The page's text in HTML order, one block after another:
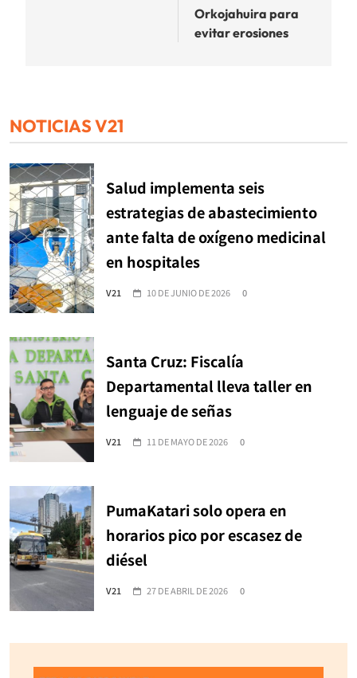
Orkojahuira para
evitar erosiones
NOTICIAS V21
Salud implementa seis
estrategias de abastecimiento
ante falta de oxígeno medicinal
en hospitales
V21 10 DE JUNIO DE 2026 0
Santa Cruz: Fiscalía
Departamental lleva taller en
lenguaje de señas
V21 11 DE MAYO DE 2026 0
PumaKatari solo opera en
horarios pico por escasez de
diésel
V21 27 DE ABRIL DE 2026 0